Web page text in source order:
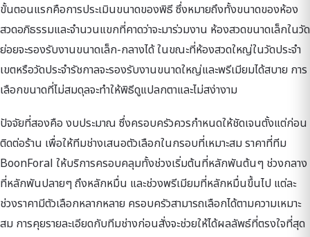
ขั้นตอนแรกคือการประเมินขนาดของพิธี ซึ่งหมายถึงทั้งขนาดของห้อง
สวดอภิธรรมและจำนวนแขกที่คาดว่าจะมาร่วมงาน ห้องสวดขนาดเล็กในวัด
ย่อยจะรองรับงานขนาดเล็ก-กลางได้ ในขณะที่ห้องสวดใหญ่ในวัดประจำ
เขตหรือวัดประจำรัชกาลจะรองรับงานขนาดใหญ่และพรีเมียมได้สบาย การ
เลือกขนาดที่ไม่สมดุลจะทำให้พิธีดูแปลกตาและไม่สง่างาม
ปัจจัยที่สองคือ งบประมาณ ซึ่งครอบครัวควรกำหนดให้ชัดเจนตั้งแต่ก่อน
ติดต่อร้าน เพื่อให้ทีมช่างเสนอตัวเลือกในกรอบที่เหมาะสม ราคาที่ทีม
BoonForal ให้บริการครอบคลุมทั้งช่วงเริ่มต้นที่หลักพันต้นๆ ช่วงกลาง
ที่หลักพันปลายๆ ถึงหลักหมื่น และช่วงพรีเมียมที่หลักหมื่นขึ้นไป แต่ละ
ช่วงราคามีตัวเลือกหลากหลาย ครอบครัวสามารถเลือกได้ตามความเหมาะ
สม การคุยรายละเอียดกับทีมช่างก่อนสั่งจะช่วยให้ได้ผลลัพธ์ที่ตรงใจที่สุด